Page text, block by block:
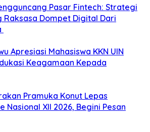
Pasar Fintech: Strategi
Raksasa Dompet Digital Dari
Apresiasi Mahasiswa KKN UIN
Keagamaan Kepada
Pramuka Konut Lepas
Nasional XII 2026, Begini Pesan